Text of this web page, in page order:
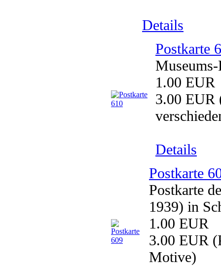
Details
Postkarte
1.00 EUR
3.00 EUR
Details
Postkarte
Postkarte
1939) in
1.00 EUR
3.00 EUR
Motive)